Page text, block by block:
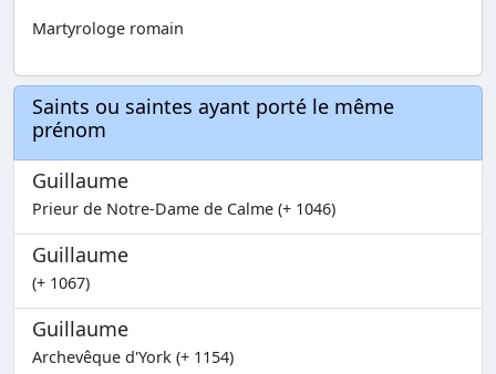
Martyrologe romain
Saints ou saintes ayant porté le même
prénom
Guillaume
Prieur de Notre-Dame de Calme (+ 1046)
Guillaume
(+ 1067)
Guillaume
Archevêque d'York (+ 1154)